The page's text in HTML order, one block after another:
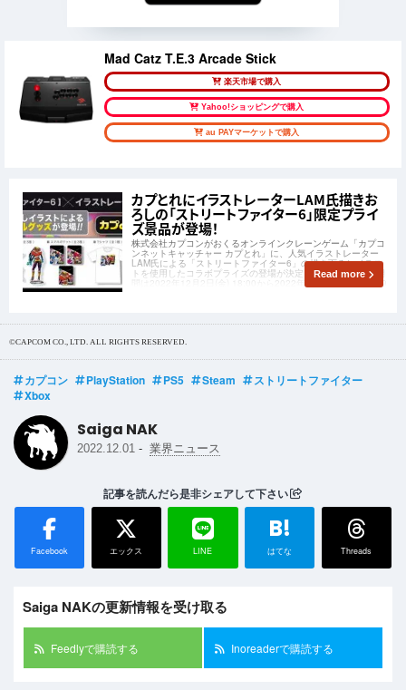
Mad Catz T.E.3 Arcade Stick
楽天市場で購入
Yahoo!ショッピングで購入
au PAYマーケットで購入
カプとれにイラストレーターLAM氏描きお
ろしの「ストリートファイター6」限定プライ
ズ景品が登場！
株式会社カプコンがおくるオンラインクレーンゲーム「カプコ
ンネットキャッチャー カプとれ」に、人気イラストレーター
LAM氏による「ストリートファイター6」の描き下ろしイラス
トを使用したコラボプライズの登場が決定しました。コラボ期
間は2022年12月2日(金) 18:00から2022年12月15日(木) 23:59
Read more
©CAPCOM CO., LTD. ALL RIGHTS RESERVED.
カプコン PlayStation PS5 Steam
ストリートファイター
Xbox
Saiga NAK
2022.12.01 - 業界ニュース
記事を読んだら是非シェアして下さい
Facebook エックス LINE
B!
はてな Threads
Saiga NAKの更新情報を受け取る
Feedlyで購読する Inoreaderで購読する